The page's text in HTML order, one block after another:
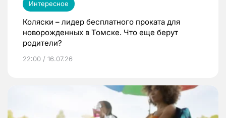
Интересное
Коляски – лидер бесплатного проката для
новорожденных в Томске. Что еще берут
родители?
22:00 / 16.07.26